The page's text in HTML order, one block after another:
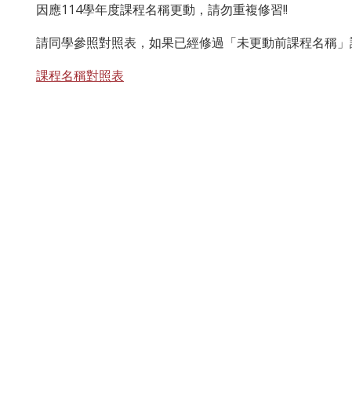
因應114學年度課程名稱更動，請勿重複修習!!
請同學參照對照表，如果已經修過「未更動前課程名稱
課程名稱對照表